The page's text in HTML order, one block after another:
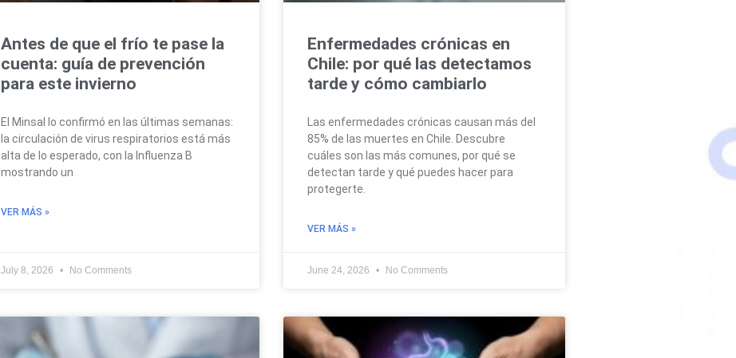
Antes de que el frío te pase la
cuenta: guía de prevención
para este invierno
El Minsal lo confirmó en las últimas semanas:
la circulación de virus respiratorios está más
alta de lo esperado, con la Influenza B
mostrando un
VER MÁS »
July 8, 2026 No Comments
Enfermedades crónicas en
Chile: por qué las detectamos
tarde y cómo cambiarlo
Las enfermedades crónicas causan más del
85% de las muertes en Chile. Descubre
cuáles son las más comunes, por qué se
detectan tarde y qué puedes hacer para
protegerte.
VER MÁS »
June 24, 2026 No Comments